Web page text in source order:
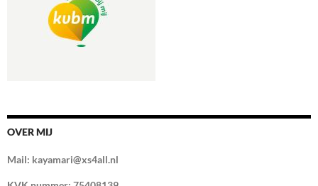
OVER MIJ
Mail: kayamari@xs4all.nl